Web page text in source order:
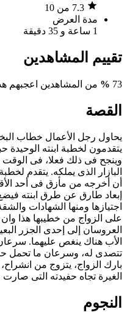
مدة العرض
1 ساعة و 35 دقيقة
تقييم المشاهدين
73
% من المشاهدين اعجبهم
القصة
يحاول رجل الأعمال خطاب
يتقدمون لخطبة ابنته الوحيدة
وينجح فى ذلك فعلا، فى
البازار الذى يملكه. يتقدم
أن أخرجه من مأزق فى أحد
إبعاد طارق عن طرق ابنته
اجتيازها ومنها الشهادات
على الزواج من خطيبها هذا وان
العروسان إلى إحدى الجزر
الأب هناك ينغص عليهما.
تتصدى له، وسرعان ما تحمل
بارك الزواج، يتزوج من
الغيرة تجاه حفيدته التى
النجوم